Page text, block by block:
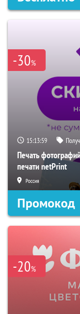
-30%
15:13:58
Печать
печати netPrint
Россия
Промокод
-20%